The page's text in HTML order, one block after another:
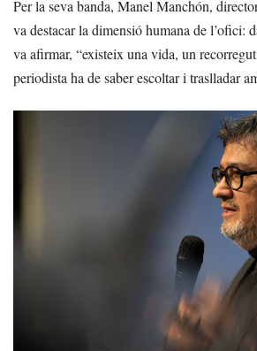
Per la seva banda, Manel Manchón,
va destacar la dimensió humana de l’ofici:
va afirmar, “existeix una vida, un
periodista ha de saber escoltar i traslladar